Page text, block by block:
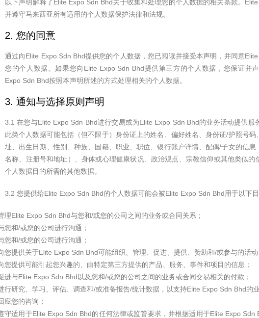
以下声明解释了Elite Expo Sdn Bhd关于收集和处理您的个人数据的相关条款。
并遵守马来西亚所有适用的个人数据保护法律和法规。
2. 您的同意
通过向Elite Expo Sdn Bhd提供您的个人数据，您已阅读并接受本声明，并同意
您的个人数据。如果您向Elite Expo Sdn Bhd提供第三方的个人数据，您保证并
Expo Sdn Bhd按照本声明所述的方式处理相关的个人数据。
3. 通知与选择原则声明
3.1 在您与Elite Expo Sdn Bhd进行交易或为Elite Expo Sdn Bhd的业务活动提供服
此类个人数据可能包括（但不限于）身份证上的姓名、偏好姓名、身份证/护照号
址、出生日期、性别、种族、国籍、职业、职位、银行账户详情、配偶/子女的信
名称、注册号和地址）、身体或心理健康状况、政治观点、宗教信仰或其他类似
个人数据目的所需的其他数据。
3.2 您提供给Elite Expo Sdn Bhd的个人数据可能会被Elite Expo Sdn Bhd用于以下目
理Elite Expo Sdn Bhd与您和/或您的公司之间的业务或合同关系；
您和/或您的公司进行沟通；
您和/或您的公司进行沟通；
您提供关于Elite Expo Sdn Bhd可能组织、管理、促进、提供、赞助和/或参与的活
您提供可能引起您兴趣的、由特定第三方提供的产品、服务、事件和项目的信息；
进与Elite Expo Sdn Bhd以及您和/或您的公司之间的业务或合同交易相关的付款；
行研究、学习、评估、调查和/或准备报告/统计数据，以支持Elite Expo Sdn Bhd的
应您的咨询；
守适用于Elite Expo Sdn Bhd的任何法律或监管要求，并根据适用于Elite Expo Sdn